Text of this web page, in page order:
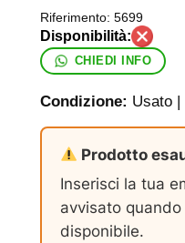
Riferimento: 5699
CHIEDI INFO
Condizione: Usato |
Prodotto
Inserisci la tua
avvisato
disponibile.